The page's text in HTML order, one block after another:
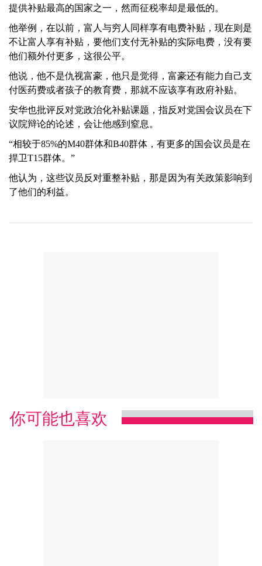
提供补贴最高的国家之一，然而征税率却是最低的。
他举例，在以前，富人与穷人同样享有电费补贴，现在则是
不让富人享有补贴，要他们支付无补贴的实际电费，没有要
他们额外付更多，这很公平。
他说，他不是仇视富豪，他只是觉得，富豪还有能力自己支
付医药费或者孩子的教育费，那就不应该享有政府补贴。
安华也批评反对党政治化补贴课题，指反对党国会议员在下
议院辩论的论述，会让他感到窒息。
“相较于85%的M40群体和B40群体，有更多的国会议员是在
捍卫T15群体。”
他认为，这些议员反对重整补贴，那是因为有关政策影响到
了他们的利益。
你可能也喜欢